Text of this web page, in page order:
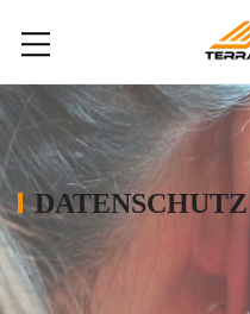
DATENSCHUTZ